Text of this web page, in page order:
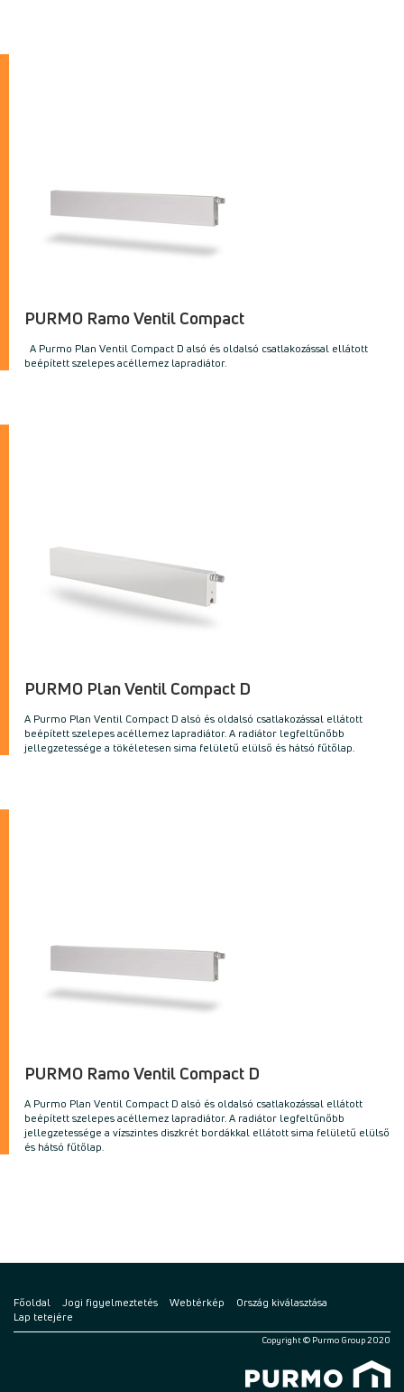
PURMO Ramo Ventil Compact
A Purmo Plan Ventil Compact D alsó és oldalsó csatlakozással ellátott
beépített szelepes acéllemez lapradiátor.
PURMO Plan Ventil Compact D
A Purmo Plan Ventil Compact D alsó és oldalsó csatlakozással ellátott
beépített szelepes acéllemez lapradiátor. A radiátor legfeltűnőbb
jellegzetessége a tökéletesen sima felületű elülső és hátsó fűtőlap.
PURMO Ramo Ventil Compact D
A Purmo Plan Ventil Compact D alsó és oldalsó csatlakozással ellátott
beépített szelepes acéllemez lapradiátor. A radiátor legfeltűnőbb
jellegzetessége a vízszintes diszkrét bordákkal ellátott sima felületű elülső
és hátsó fűtőlap.
Főoldal Jogi figyelmeztetés Webtérkép
Ország kiválasztása
Lap tetejére
Copyright © Purmo Group 2020